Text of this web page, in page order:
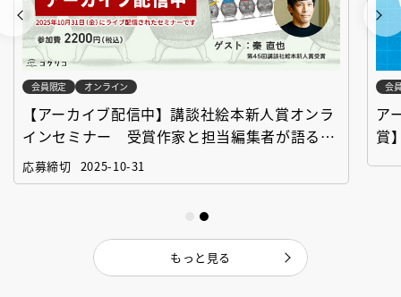
会員限定 オンライン
【アーカイブ配信中】講談社絵本新人賞オンラ
インセミナー 受賞作家と担当編集者が語る
「絵本創作実践講座」
応募締切 2025-10-31
会
ア
賞
もっと見る